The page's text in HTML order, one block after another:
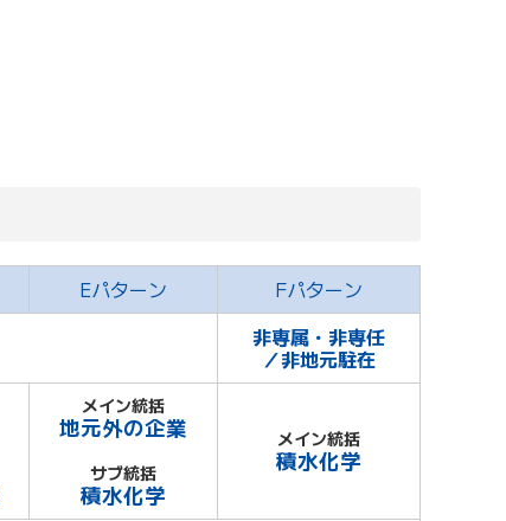
Eパターン Fパターン
非専属・非専任
／非地元駐在
メイン統括
地元外の企業
サブ統括
積水化学
メイン統括
積水化学